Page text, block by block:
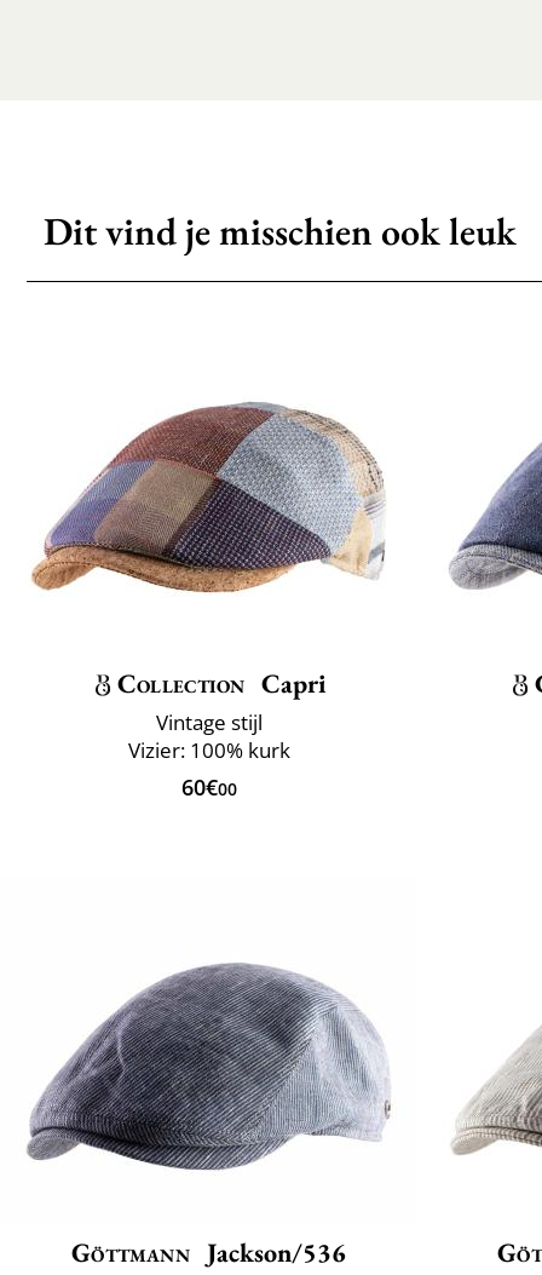
Dit vind je misschien ook leuk
Collection Capri
Vintage stijl
Vizier: 100% kurk
60€00
Göttmann Jackson/536